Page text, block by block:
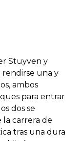
Stuyven y
rendirse una y
ambos
para entrar
dos se
carrera de
tras una dura